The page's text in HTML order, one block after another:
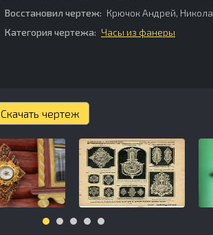
Восстановил чертеж: Крючок Андрей,
Категория чертежа: Часы из фанеры
Скачать чертеж